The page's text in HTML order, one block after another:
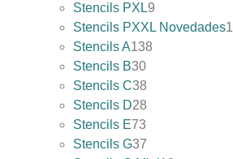
Stencils PXL9
Stencils PXXL Novedades1
Stencils A138
Stencils B30
Stencils C38
Stencils D28
Stencils E73
Stencils G37